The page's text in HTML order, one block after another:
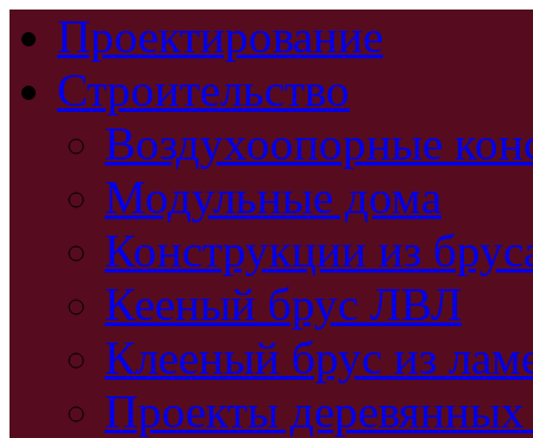
Проектирование
Строительство
Воздухоопорные
Модульные дома
Конструкции из
Кееный брус ЛВЛ
Клееный брус из
Проекты